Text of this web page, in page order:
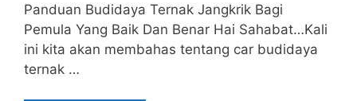
Panduan Budidaya Ternak Jangkrik Bagi
Pemula Yang Baik Dan Benar Hai Sahabat…Kali
ini kita akan membahas tentang car budidaya
ternak …